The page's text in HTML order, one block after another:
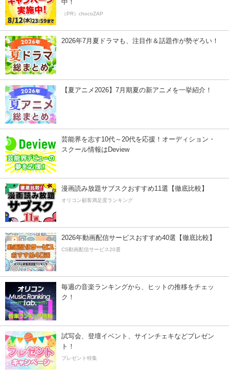
中！
（PR）chocoZAP
2026年7月夏ドラマも、注目作＆話題作が勢ぞろい！
【夏アニメ2026】7月期夏の新アニメを一挙紹介！
芸能界を志す10代～20代を応援！オーディション・
スクール情報はDeview
漫画読み放題サブスクおすすめ11選【徹底比較】
オリコン顧客満足度ランキング
2026年動画配信サービスおすすめ40選【徹底比較】
CS動画配信サービス20選
毎週の音楽ランキングから、ヒットの推移をチェッ
ク！
試写会、登壇イベント、サインチェキなどプレゼン
ト！
プレゼント特集